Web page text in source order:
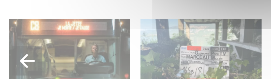
Une date de sortie pour le
nouveau film de Franck
Dubosc
Le tournage de la mini-série
Le Roman de Marceau
Miller a débuté